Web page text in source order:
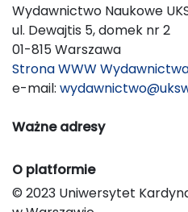
Wydawnictwo Naukowe
ul. Dewajtis 5, domek nr 2
01-815 Warszawa
Strona WWW
e-mail:
Ważne adresy
O platformie
© 2023 Uniwersytet